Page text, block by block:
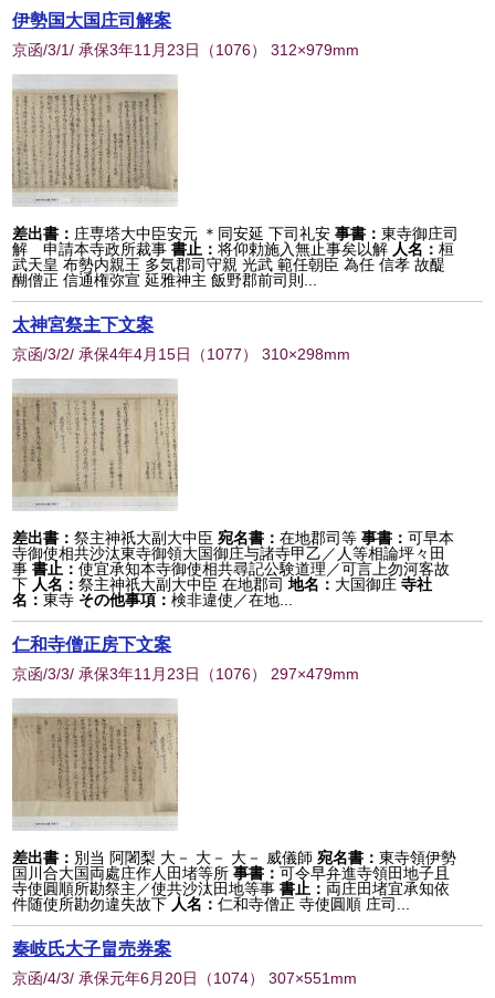
伊勢国大国庄司解案
京函/3/1/ 承保3年11月23日 （1076） 312×979mm
差出書： 庄専塔大中臣安元 ＊同安延 下司礼安 事書：東寺御庄司
解 申請本寺政所裁事書止：将仰勅施入無止事矣以解 人名：桓
武天皇 布勢内親王 多気郡司守親 光武 範任朝臣 為任 信孝 故醍
醐僧正 信通権弥宣 延雅神主 飯野郡前司則...
太神宮祭主下文案
京函/3/2/ 承保4年4月15日 （1077） 310×298mm
差出書：祭主神祇大副大中臣 宛名書：在地郡司等 事書：可早本
寺御使相共沙汰東寺御領大国御庄与諸寺甲乙／人等相論坪々田
事書止：使宜承知本寺御使相共尋記公験道理／可言上勿河客故
下 人名：祭主神祇大副大中臣 在地郡司 地名： 大国御庄 寺社
名：東寺 その他事項：検非違使／在地...
仁和寺僧正房下文案
京函/3/3/ 承保3年11月23日 （1076） 297×479mm
差出書： 別当 阿闍梨 大－ 大－ 大－ 威儀師 宛名書：東寺領伊勢
国川合大国両處庄作人田堵等所 事書：可令早弁進寺領田地子且
寺使圓順所勘祭主／使共沙汰田地等事書止： 両庄田堵宜承知依
件随使所勘勿違失故下 人名：仁和寺僧正 寺使圓順 庄司...
秦岐氏大子畠売券案
京函/4/3/ 承保元年6月20日 （1074） 307×551mm